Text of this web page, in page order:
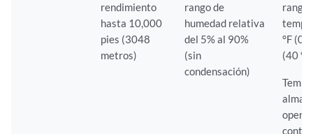
rendimiento
hasta 10,000
pies (3048
metros)
rango de
humedad relativa
del 5% al 90%
(sin
condensación)
rango
°F (0
(40